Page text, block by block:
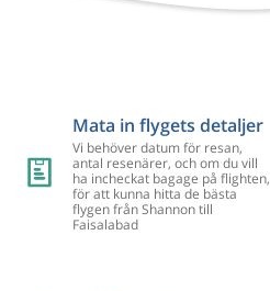
Mata in flygets detaljer
Vi behöver datum för resan,
antal resenärer, och om du vill
ha incheckat bagage på flighten,
för att kunna hitta de bästa
flygen från Shannon till
Faisalabad